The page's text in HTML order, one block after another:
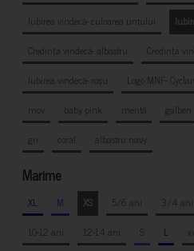
Iubirea vindecă- culoarea untului
Credința vindecă- albastru
Credința
Iubirea vindecă- roșu
Logo MNF-
mov
baby pink mentă galben
gri
coral albastru navy
Marime
XL M XS 5/6 ani 3/4 ani
10-12 ani
12-14 ani S L